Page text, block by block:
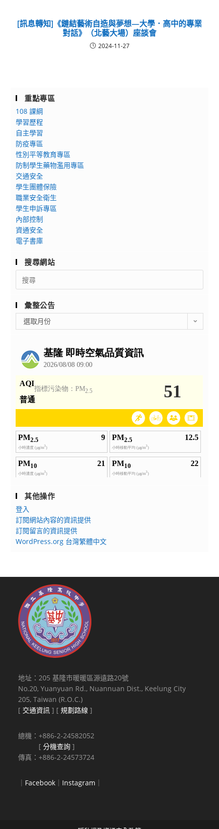
[訊息轉知]《鏈結藝術自造與夢想—大學．高中的專業
對話》（北藝大場）座談會
2024-11-27
重點專區
108 課綱
學習歷程
自主學習
防疫專區
性別平等教育專區
防制學生藥物濫用專區
交通安全
學生團體保險
職業安全衛生
學生申訴專區
內部控制
資通安全
電子書庫
搜尋網站
Search
for:
彙整公告
整
選取月份
其他操作
登入
訂閱網站內容的資訊提供
訂閱留言的資訊提供
WordPress.org 台灣繁體中文
地址：205 基隆市暖暖區源遠路20號
No.20, Yuanyuan Rd., Nuannuan Dist., Keelung City
205, Taiwan (R.O.C.)
[ 交通資訊 ] [規劃路線 ]
總機：+886-2-24582052
[分機查詢 ]
傳真：+886-2-24573724
｜ Facebook ｜ Instagram ｜